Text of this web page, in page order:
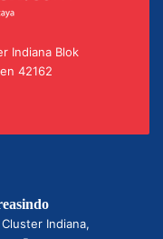
Indiana Blok
42162
Indiana,